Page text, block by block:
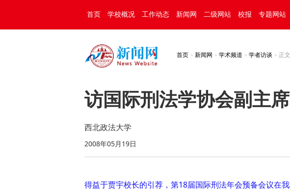
首页 学校概况 工作动态 新闻网 二级网站 校报 专题网站
首页 新闻网 学术频道 学者访谈 正文
访国际刑法学协会副主
西北政法大学
2008年05月19日
得益于贾宇校长的引荐，第18届国际刑法年会预备会议在